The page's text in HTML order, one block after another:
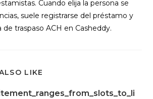
Cuando elija la persona se
suele registrarse del préstamo y
de traspaso ACH en Casheddy.
LIKE